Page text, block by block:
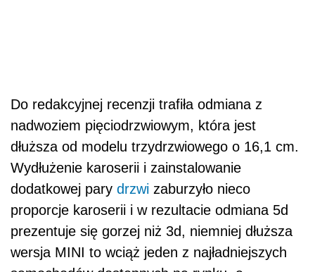
Do redakcyjnej recenzji trafiła odmiana z
nadwoziem pięciodrzwiowym, która jest
dłuższa od modelu trzydrzwiowego o 16,1 cm.
Wydłużenie karoserii i zainstalowanie
dodatkowej pary drzwi zaburzyło nieco
proporcje karoserii i w rezultacie odmiana 5d
prezentuje się gorzej niż 3d, niemniej dłuższa
wersja MINI to wciąż jeden z najładniejszych